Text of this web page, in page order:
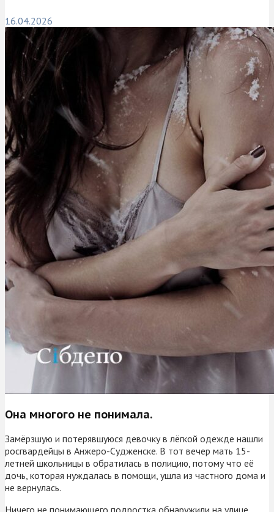
16.04.2026
Она многого не понимала.
Замёрзшую и потерявшуюся девочку в лёгкой одежде нашли
росгвардейцы в Анжеро-Судженске. В тот вечер мать 15-
летней школьницы в обратилась в полицию, потому что её
дочь, которая нуждалась в помощи, ушла из частного дома и
не вернулась.
Ничего не понимающего подростка обнаружили на улице